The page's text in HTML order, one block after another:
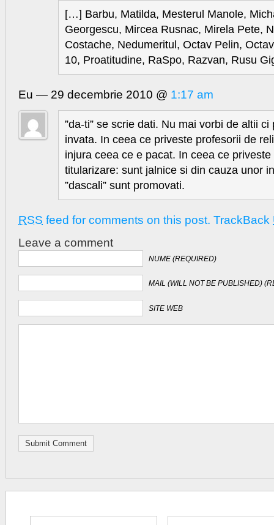
[…] Barbu, Matilda, Mesterul Manole,
Georgescu, Mircea Rusnac, Mirela Pete,
Costache, Nedumeritul, Octav Pelin,
10, Proatitudine, RaSpo, Razvan, Rusu
Eu — 29 decembrie 2010 @ 1:17 am
”da-ti” se scrie dati. Nu mai vorbi de altii ci
invata. In ceea ce priveste profesorii de
injura ceea ce e pacat. In ceea ce
titularizare: sunt jalnice si din cauza unor
”dascali” sunt promovati.
RSS feed for comments on this post. TrackBack
Leave a comment
NUME (REQUIRED)
MAIL (WILL NOT BE PUBLISHED)
SITE WEB